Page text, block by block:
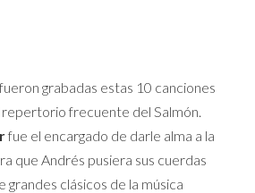
grabadas estas 10 canciones
frecuente del Salmón.
fue el encargado de darle alma a la
que Andrés pusiera sus cuerdas
grandes clásicos de la música